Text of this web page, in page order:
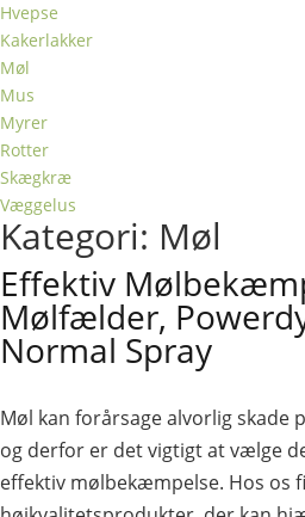
Hvepse
Kakerlakker
Møl
Mus
Myrer
Rotter
Skægkræ
Væggelus
Kategori: Møl
Effektiv
Mølfælder,
Normal Spray
Møl kan forårsage alvorlig
og derfor er det vigtigt at vælge
effektiv mølbekæmpelse. Hos os